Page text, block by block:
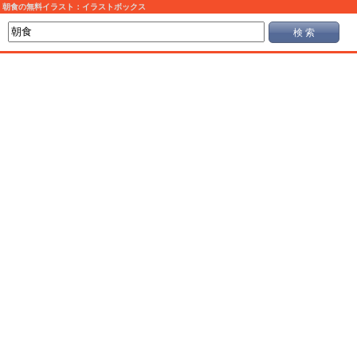
朝食の無料イラスト：イラストボックス
検 索